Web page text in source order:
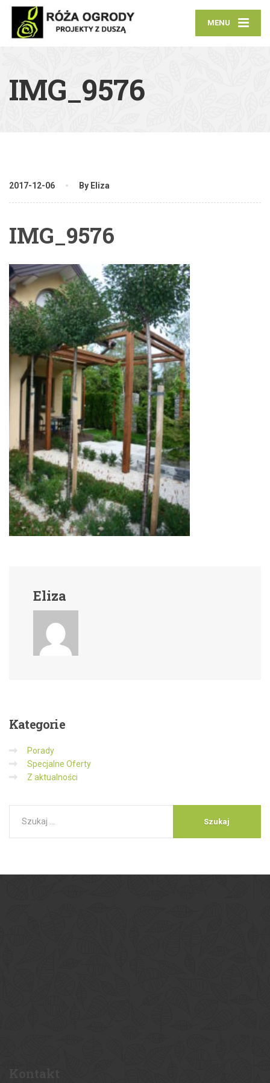
MENU
IMG_9576
2017-12-06 By Eliza
IMG_9576
Eliza
Kategorie
Porady
Specjalne Oferty
Z aktualności